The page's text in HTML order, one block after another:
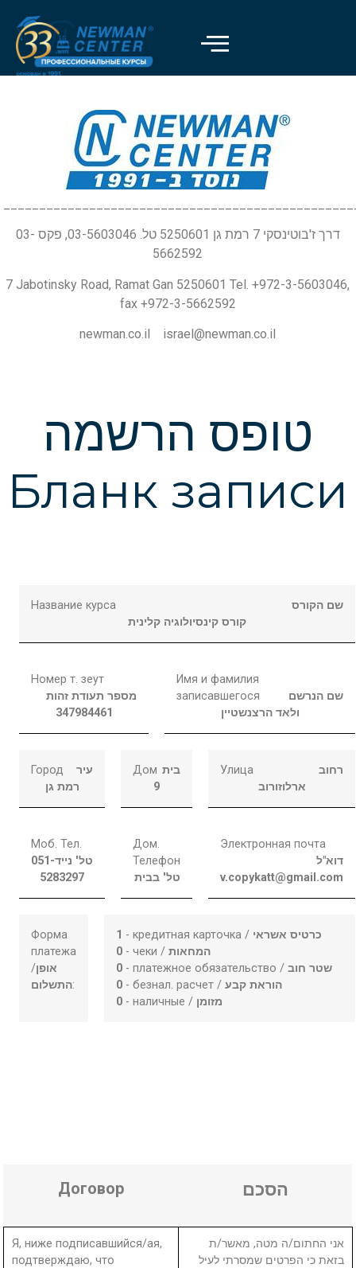
דרך ז'בוטינסקי 7 רמת גן 5250601 טל. 03-5603046, פקס 03-
5662592
7 Jabotinsky Road, Ramat Gan 5250601 Tel. +972-3-5603046,
fax +972-3-5662592
newman.co.il israel@newman.co.il
טופס הרשמה
Бланк записи
Название курса
שם הקורס
קורס קינסיולוגיה קלינית
Номер т. зеут
מספר תעודת זהות
347984461
Имя и фамилия
записавшегося
שם הנרשם
ולאד הרצנשטיין
Город
עיר
רמת גן
Дом בית
9
Улица
רחוב
ארלוזורוב
Моб. Тел.
טל' נייד051-
5283297
Дом.
Телефон
טל' בבית
Электронная почта
דוא"ל
v.copykatt@gmail.com
Форма
платежа
/אופן
התשלום:
1 - кредитная карточка / כרטיס אשראי
0 - чеки /המחאות
0 - платежное обязательство /שטר חוב
0 - безнал. расчет /הוראת קבע
0 - наличные / מזומן
Договор הסכם
Я, ниже подписавшийся/ая,
подтверждаю, что
אני החתום/ה מטה, מאשר/ת
בזאת כי הפרטים שמסרתי לעיל